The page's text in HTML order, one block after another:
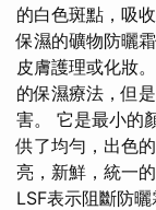
的白色斑點，吸
保濕的礦物防曬
皮膚護理或化妝。
的保濕療法，但
害。 它是最小的
供了均勻，出色
亮，新鮮，統一
LSF表示阻斷防